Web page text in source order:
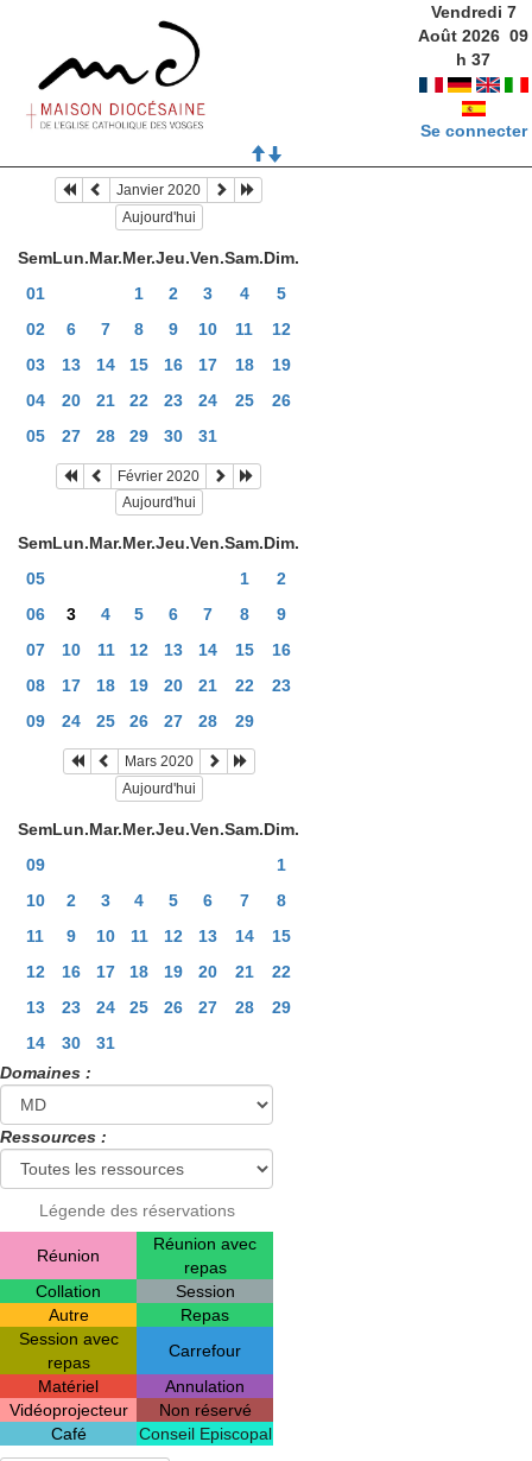
Vendredi 7
Août 2026 09
h37
Se connecter
Janvier 2020
Aujourd'hui
SemLun.Mar.Mer.Jeu.Ven.Sam.Dim.
01
1 2 3 4
5
02
6 7 8 9 10 11
12
03
13 14 15 16 17 18
19
04
20 21 22 23 24 25
26
05
27 28 29 30 31
Février 2020
Aujourd'hui
SemLun.Mar.Mer.Jeu.Ven.Sam.Dim.
05
1
2
06
3 4 5 6 7 8
9
07
10 11 12 13 14 15
16
08
17 18 19 20 21 22
23
09
24 25 26 27 28 29
Mars 2020
Aujourd'hui
SemLun.Mar.Mer.Jeu.Ven.Sam.Dim.
09
1
10
2 3 4 5 6 7
8
11
9 10 11 12 13 14
15
12
16 17 18 19 20 21
22
13
23 24 25 26 27 28
29
14
30
31
Domaines :
Ressources :
Légende des réservations
Réunion
Réunion avec
repas
Collation
Session
Autre
Repas
Session avec
repas
Carrefour
Matériel
Annulation
Vidéoprojecteur
Non réservé
Café
Conseil Episcopal